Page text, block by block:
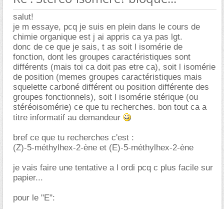
salut!
je m essaye, pcq je suis en plein dans le cours de
chimie organique est j ai appris ca ya pas lgt.
donc de ce que je sais, t as soit l isomérie de
fonction, dont les groupes caractéristiques sont
différents (mais toi ca doit pas etre ca), soit l isomérie
de position (memes groupes caractéristiques mais
squelette carboné différent ou position différente des
groupes fonctionnels), soit l isomérie stérique (ou
stéréoisomérie) ce que tu recherches. bon tout ca a
titre informatif au demandeur
bref ce que tu recherches c'est :
(Z)-5-méthylhex-2-ène et (E)-5-méthylhex-2-ène
je vais faire une tentative a l ordi pcq c plus facile sur
papier...
pour le "E":